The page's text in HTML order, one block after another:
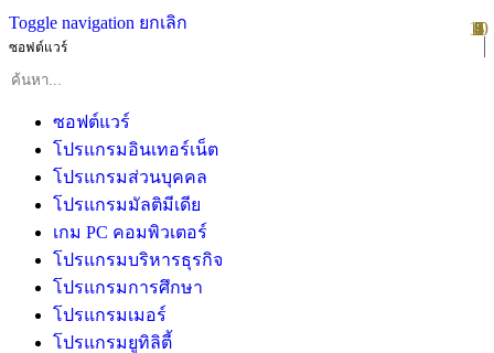
Toggle navigation ยกเลิก
ซอฟต์แวร์
ซอฟต์แวร์
โปรแกรมอินเทอร์เน็ต
โปรแกรมส่วนบุคคล
โปรแกรมมัลติมีเดีย
เกม PC คอมพิวเตอร์
โปรแกรมบริหารธุรกิจ
โปรแกรมการศึกษา
โปรแกรมเมอร์
โปรแกรมยูทิลิตี้
1
2
3
4
5
6
7
8
9
10